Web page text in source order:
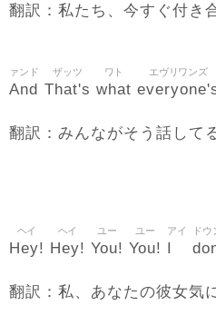
翻訳：私たち、今すぐ付き
And
ァンド
That's
ザッツ
what
ワト エヴリワンズ
翻訳：みんながそう話して
Hey!
ヘイ
Hey!
ヘイ
You!
ユー
You!
ユー
I
アイ ドウ
翻訳：私、あなたの彼女気